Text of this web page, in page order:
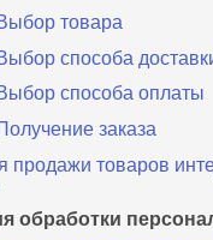
товара
способа
способа оплаты
заказа
продажи товаров
обработки